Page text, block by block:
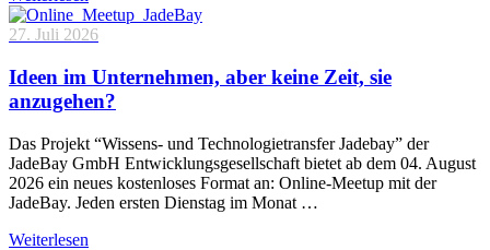
27. Juli 2026
Ideen im Unternehmen, aber keine Zeit, sie
anzugehen?
Das Projekt “Wissens- und Technologietransfer Jadebay” der
JadeBay GmbH Entwicklungsgesellschaft bietet ab dem 04. August
2026 ein neues kostenloses Format an: Online-Meetup mit der
JadeBay. Jeden ersten Dienstag im Monat …
Weiterlesen